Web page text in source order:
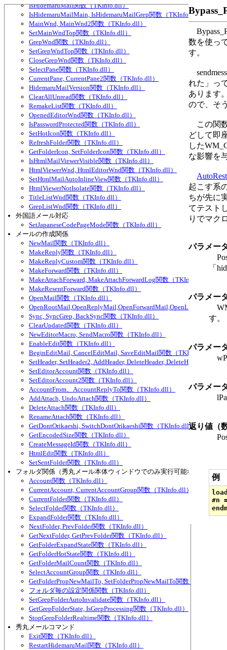
IsHidemaruMail関数（TKInfo.dll）
IsHidemaruMailMain, IsHidemaruMailGrep関数（TKInfo.dll）
MainWnd, MainWnd2関数（TKInfo.dll）
SetMainWndTop関数（TKInfo.dll）
GrepWnd関数（TKInfo.dll）
SetGrepWndTop関数（TKInfo.dll）
CloseGrepWnd関数（TKInfo.dll）
SelectPane関数（TKInfo.dll）
CurrentPane, CurrentPane2関数（TKInfo.dll）
HidemaruMailVersion関数（TKInfo.dll）
ClearAllUnread関数（TKInfo.dll）
RemakeList関数（TKInfo.dll）
OpenedEditorWnd関数（TKInfo.dll）
IsPasswordProtected関数（TKInfo.dll）
SetHotIcon関数（TKInfo.dll）
RefreshFolder関数（TKInfo.dll）
GetFolderIcon, SetFolderIcon関数（TKInfo.dll）
IsHtmlMailViewerVisible関数（TKInfo.dll）
HtmlViewerWnd, HtmlEditorWnd関数（TKInfo.dll）
SetHtmlMailAutoInlineView関数（TKInfo.dll）
HtmlViewerNotIsolate関数（TKInfo.dll）
TitleListWnd関数（TKInfo.dll）
GrepListWnd関数（TKInfo.dll）
外国語メール対応
SetJapaneseCodePageMode関数（TKInfo.dll）
メールの作成関係
NewMail関数（TKInfo.dll）
MakeReply関数（TKInfo.dll）
MakeReplyCustom関数（TKInfo.dll）
MakeForward関数（TKInfo.dll）
MakeAttachForward, MakeAttachForwardLog関数（TKInfo.dll）
MakeResentForward関数（TKInfo.dll）
OpenMail関数（TKInfo.dll）
OpenRootMail,OpenReplyMail,OpenForwardMail,OpenLog関数（
Sync, SyncGrep, BackSync関数（TKInfo.dll）
ClearUpdated関数（TKInfo.dll）
NewEditorMacro, SendMacro関数（TKInfo.dll）
EnableEdit関数（TKInfo.dll）
BeginEditMail, CancelEditMail, SaveEditMail関数（TKInfo.dll）
SetHeader, SetHeader2, AddHeader, DeleteHeader, DeleteHeader2,
SetEditorAccount関数（TKInfo.dll）
SetEditorAccount2関数（TKInfo.dll）
AccountFrom、AccountReplyTo関数（TKInfo.dll）
AddAttach, UndoAttach関数（TKInfo.dll）
DeleteAttach関数（TKInfo.dll）
RenameAttach関数（TKInfo.dll）
GetDontOrikaeshi, SwitchDontOrikaeshi関数（TKInfo.dll）
GetEncodedSize関数（TKInfo.dll）
CreateMessageId関数（TKInfo.dll）
HtmlEdit関数（TKInfo.dll）
SetSentFolder関数（TKInfo.dll）
フォルダ関係（秀丸メール本体ウィンドウでのみ実行可能な物が多い）
Account関数（TKInfo.dll）
CurrentAccount, CurrentAccountGroup関数（TKInfo.dll）
CurrentFolder関数（TKInfo.dll）
SelectFolder関数（TKInfo.dll）
ExpandFolder関数（TKInfo.dll）
NextFolder, PrevFolder関数（TKInfo.dll）
GetNextFolder, GetPrevFolder関数（TKInfo.dll）
GetFolderExpandState関数（TKInfo.dll）
GetFolderHotState関数（TKInfo.dll）
GetFolderMailCount関数（TKInfo.dll）
SelectAccountGroup関数（TKInfo.dll）
GetFolderPropNewMailTo, SetFolderPropNewMailTo関数（TKInfo.dll
フォルダ毎の設定関係関数（TKInfo.dll）
SetGrepFolderAutoInvalidate関数（TKInfo.dll）
GetGrepFolderState, IsGrepProcessing関数（TKInfo.dll）
StopGrepFolderRealtime関数（TKInfo.dll）
秀丸メールコマンド
Exit関数（TKInfo.dll）
RestartHidemaruMail関数（TKInfo.dll）
数を使っ
す。
れた」っ
あります
ので、そ
この関
どして即
した
な影響を
起こす系
ちが先に
てテスト
りでマク
パラメー
「
パラメー
す。
パラメー
パラメー
返り値（
例
#n